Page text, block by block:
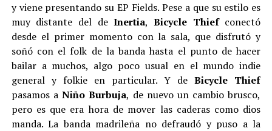
y viene presentando su EP Fields. Pese a que su estilo es
muy distante del deInertia, Bicycle Thiefconectó
desde el primer momento con la sala, que disfrutó y
soñó con el folk de la banda hasta el punto de hacer
bailar a muchos, algo poco usual en el mundo indie
general y folkie en particular. Y deBicycle Thief
pasamos aNiño Burbuja, de nuevo un cambio brusco,
pero es que era hora de mover las caderas como dios
manda. La banda madrileña no defraudó y puso a la